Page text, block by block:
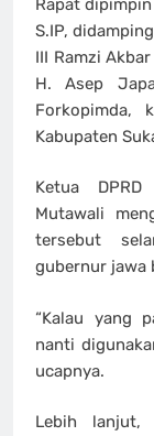
Rapat
S.IP,
III Ramzi
H. Asep
Forkopimda,
Kabupaten
Ketua
Mutawali
tersebut
gubernur jawa
“Kalau yang
nanti
ucapnya.
Lebih lanjut,